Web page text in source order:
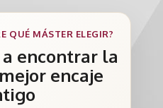
QUÉ MÁSTER ELEGIR?
encontrar la
encaje